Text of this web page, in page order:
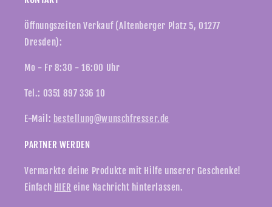
Öffnungszeiten Verkauf (Altenberger Platz 5, 01277
Dresden):
Mo - Fr 8:30 - 16:00 Uhr
Tel.: 0351 897 336 10
E-Mail: bestellung@wunschfresser.de
PARTNER WERDEN
Vermarkte deine Produkte mit Hilfe unserer Geschenke!
Einfach HIER eine Nachricht hinterlassen.